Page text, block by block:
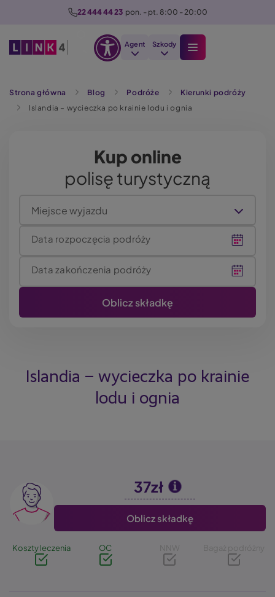
22 444 44 23 pon. - pt. 8:00 - 20:00
Agent Szkody
Strona główna Blog Podróże
Kierunki podróży
Islandia – wycieczka po krainie lodu i ognia
Kup online
polisę turystyczną
Miejsce wyjazdu
Data rozpoczęcia podróży
Data zakończenia podróży
Islandia – wycieczka po krainie
lodu i ognia
Image 37zł
Oblicz składkę
Koszty leczenia OC NNW Bagaż podróżny